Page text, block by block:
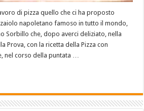
di pizza quello che ci ha proposto
napoletano famoso in tutto il mondo,
Sorbillo che, dopo averci deliziato, nella
Prova, con la ricetta della Pizza con
nel corso della puntata …